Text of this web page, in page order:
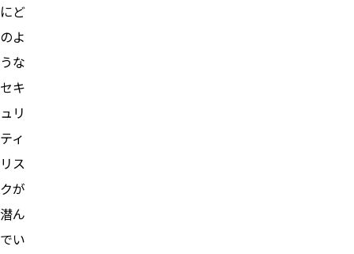
にど
のよ
うな
セキ
ュリ
ティ
リス
クが
潜ん
でい